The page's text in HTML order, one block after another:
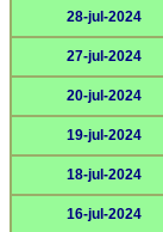
28-jul-2024
27-jul-2024
20-jul-2024
19-jul-2024
18-jul-2024
16-jul-2024